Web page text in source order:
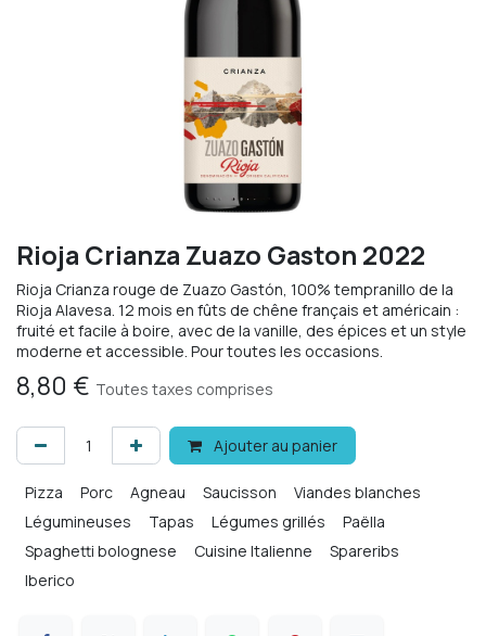
Rioja Crianza Zuazo Gaston 2022
Rioja Crianza rouge de Zuazo Gastón, 100% tempranillo de la
Rioja Alavesa. 12 mois en fûts de chêne français et américain :
fruité et facile à boire, avec de la vanille, des épices et un style
moderne et accessible. Pour toutes les occasions.
8,80 € Toutes taxes comprises
Ajouter au panier
Pizza Porc Agneau Saucisson
Viandes blanches
Légumineuses
Tapas Légumes grillés
Paëlla
Spaghetti bolognese
Cuisine Italienne
Spareribs
Iberico